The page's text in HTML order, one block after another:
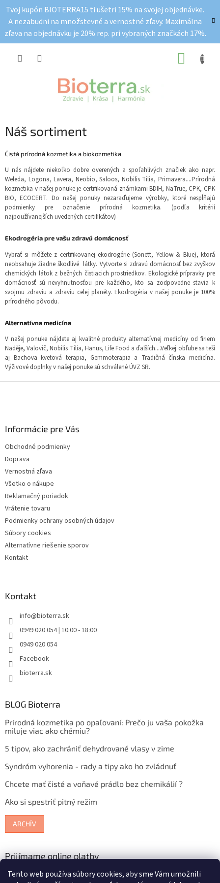
Tento web používa súbory cookies, aby sme Vám umožnili
obsah
Tvoj kupón BIOTERRA15 ti ušetri 15% na svojej objednávke.
A nezabudni na množstevné a vernostné zľavy. Maximálna
zľava na objednávku je 20% rep. pri vybraných značkách 17%.
Náš sortiment
Čistá prírodná kozmetika a biokozmetika
U nás nájdete niekoľko dobre overených a spoľahlivých značiek ako napr.
Weleda, Logona, Lavera, Neobio, Saloos, Nobilis Tilia, Primavera....Prírodná
kozmetika v našej ponuke je certifikovaná známkami BDIH, NaTrue, CPK, CPK
BIO, ECOCERT. Do našej ponuky nezaraďujeme výrobky, ktoré nespĺňajú
podmienky pre označenie prírodná kozmetika. (podľa kritérií
najpoužívanejších uvedených certifikátov)
Ekodrogéria pre vašu zdravú domácnosť
Vybrať si môžete z certifikovanej ekodrogérie (Sonett, Yellow & Blue), ktorá
neobsahuje žiadne škodlivé látky. Vytvorte si zdravú domácnosť bez zvyškov
chemických látok z bežných čistiacich prostriedkov. Ekologické prípravky pre
domácnosť sú nevyhnutnosťou pre každého, kto sa zodpovedne stavia k
svojmu zdraviu a zdraviu celej planéty. Ekodrogéria v našej ponuke je 100%
prírodného pôvodu.
Alternatívna medicína
V našej ponuke nájdete aj kvalitné produkty alternatívnej medicíny od firiem
Naděje,Valovič, Nobilis Tilia, Hanus, Life Food a ďalších....Veľkej obľube sa teší
aj Bachova kvetová terapia, Gemmoterapia a Tradičná čínska medicína.
Výživové doplnky v našej ponuke sú schválené ÚVZ SR.
Informácie pre Vás
Obchodné podmienky
Doprava
Vernostná zľava
Všetko o nákupe
Reklamačný poriadok
Vrátenie tovaru
Podmienky ochrany osobných údajov
Súbory cookies
Alternatívne riešenie sporov
Kontakt
Kontakt
info@bioterra.sk
0949 020 054 | 10:00 - 18:00
0949 020 054
Facebook
bioterra.sk
BLOG Bioterra
Prírodná kozmetika po opaľovaní: Prečo ju vaša pokožka
miluje viac ako chémiu?
5 tipov, ako zachrániť dehydrované vlasy v zime
Syndróm vyhorenia - rady a tipy ako ho zvládnuť
Chcete mať čisté a voňavé prádlo bez chemikálií ?
Ako si spestriť pitný režim
ARCHÍV
Prijímame online platby